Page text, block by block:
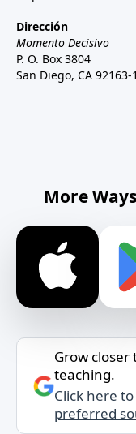
Dirección
Momento Decisivo
P. O. Box 3804
San Diego, CA 92163-
More
Grow closer
teaching.
Click here
preferred